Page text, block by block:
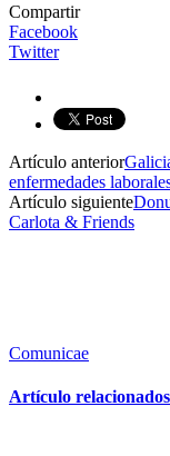
Compartir
Facebook
Twitter
Artículo anterior
enfermedades
Artículo siguiente
Carlota & Friends
Comunicae
Artículo relacionados